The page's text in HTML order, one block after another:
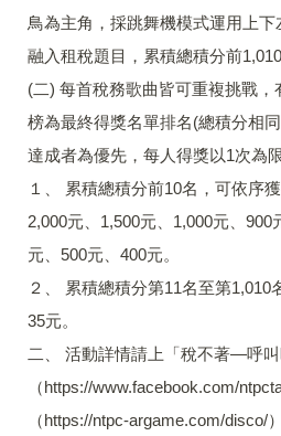
鳥為主角，採跳舞機模式運用上
融入租稅題目，累積總積分前
(二) 每首稅務歌曲皆可重複挑戰
榜為最終得獎名單排名(總積分相
達成者為優先，每人得獎以1次為限
１、 累積總積分前10名，可依序
2,000元、1,500元、1,000元、900
元、500元、400元。
２、 累積總積分第11名至第1,010
35元。
二、 活動詳情請上「稅不著—呼
（https://www.facebook.com/
（https://ntpc-argame.com/disco/